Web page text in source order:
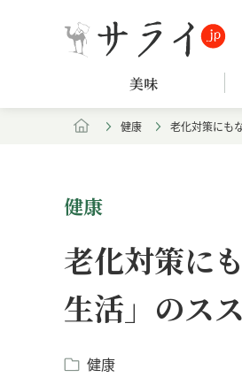
美味
健康 老化対策にも
健康
老化対策に
生活」のス
健康